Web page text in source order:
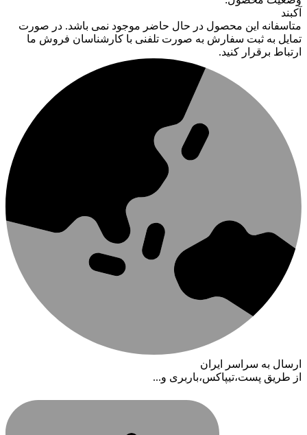
آکبند
متاسفانه این محصول در حال حاضر موجود نمی باشد. در صورت
تمایل به ثبت سفارش به صورت تلفنی با کارشناسان فروش ما
ارتباط برقرار کنید.
ارسال به سراسر ایران
از طریق پست،تیپاکس،باربری و...